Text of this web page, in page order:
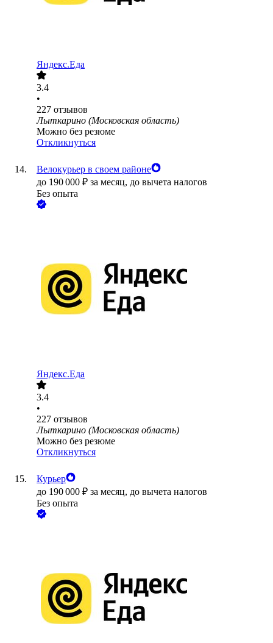
Яндекс.Еда
3.4
•
227 отзывов
Лыткарино (Московская область)
Можно без резюме
Откликнуться
Велокурьер в своем районе
до 190 000 ₽ за месяц, до вычета налогов
Без опыта
Яндекс.Еда
3.4
•
227 отзывов
Лыткарино (Московская область)
Можно без резюме
Откликнуться
Курьер
до 190 000 ₽ за месяц, до вычета налогов
Без опыта